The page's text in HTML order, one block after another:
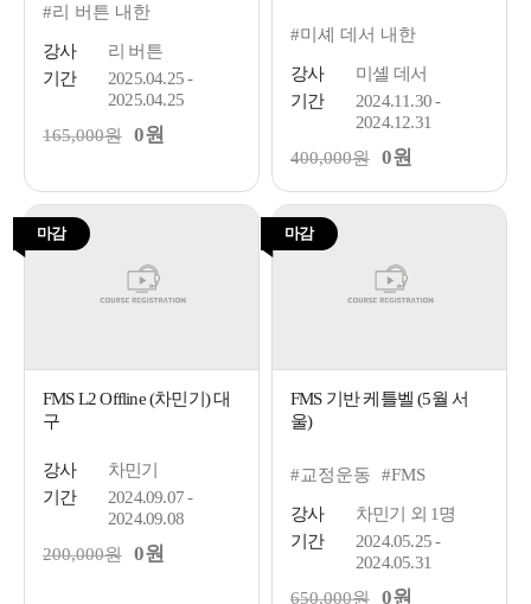
#리 버튼 내한
강사
리 버튼
기간
2025.04.25 -
2025.04.25
165,000원
0원
#미셰 데서 내한
강사
미셸 데서
기간
2024.11.30 -
2024.12.31
400,000원
0원
마감
FMS L2 Offline (차민기) 대
구
강사
차민기
기간
2024.09.07 -
2024.09.08
200,000원
0원
마감
FMS 기반 케틀벨 (5월 서
울)
#교정운동 #FMS
강사
차민기 외 1명
기간
2024.05.25 -
2024.05.31
650,000원
0원